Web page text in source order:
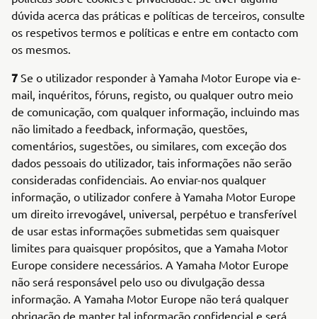
dúvida acerca das práticas e políticas de terceiros, consulte
os respetivos termos e políticas e entre em contacto com
os mesmos.
7 Se o utilizador responder à Yamaha Motor Europe via e-
mail, inquéritos, fóruns, registo, ou qualquer outro meio
de comunicação, com qualquer informação, incluindo mas
não limitado a feedback, informação, questões,
comentários, sugestões, ou similares, com exceção dos
dados pessoais do utilizador, tais informações não serão
consideradas confidenciais. Ao enviar-nos qualquer
informação, o utilizador confere à Yamaha Motor Europe
um direito irrevogável, universal, perpétuo e transferível
de usar estas informações submetidas sem quaisquer
limites para quaisquer propósitos, que a Yamaha Motor
Europe considere necessários. A Yamaha Motor Europe
não será responsável pelo uso ou divulgação dessa
informação. A Yamaha Motor Europe não terá qualquer
obrigação de manter tal informação confidencial e será